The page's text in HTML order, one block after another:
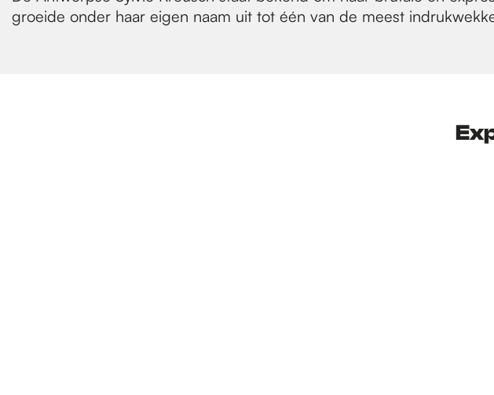
groeide onder haar eigen naam uit tot één van de meest